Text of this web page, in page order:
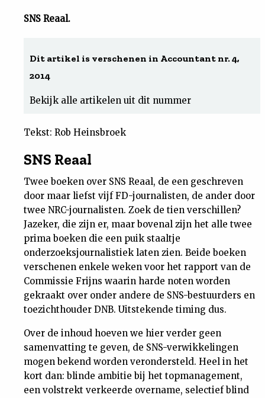
Feiten
Cijfers
Tuchtrecht
Magazine
Podcast
Dossiers
Nieuwsbrief
Contact
SNS Reaal.
Dit artikel is verschenen in Accountant nr. 4,
2014
Bekijk alle artikelen uit dit nummer
Tekst: Rob Heinsbroek
SNS Reaal
Twee boeken over SNS Reaal, de een geschreven
door maar liefst vijf FD-journalisten, de ander door
twee NRC-journalisten. Zoek de tien verschillen?
Jazeker, die zijn er, maar bovenal zijn het alle twee
prima boeken die een puik staaltje
onderzoeksjournalistiek laten zien. Beide boeken
verschenen enkele weken voor het rapport van de
Commissie Frijns waarin harde noten worden
gekraakt over onder andere de SNS-bestuurders en
toezichthouder DNB. Uitstekende timing dus.
Over de inhoud hoeven we hier verder geen
samenvatting te geven, de SNS-verwikkelingen
mogen bekend worden verondersteld. Heel in het
kort dan: blinde ambitie bij het topmanagement,
een volstrekt verkeerde overname, selectief blind